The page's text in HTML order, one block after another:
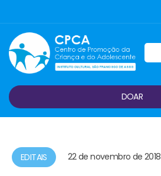
DOAR
EDITAIS 22 de novembro de 2018